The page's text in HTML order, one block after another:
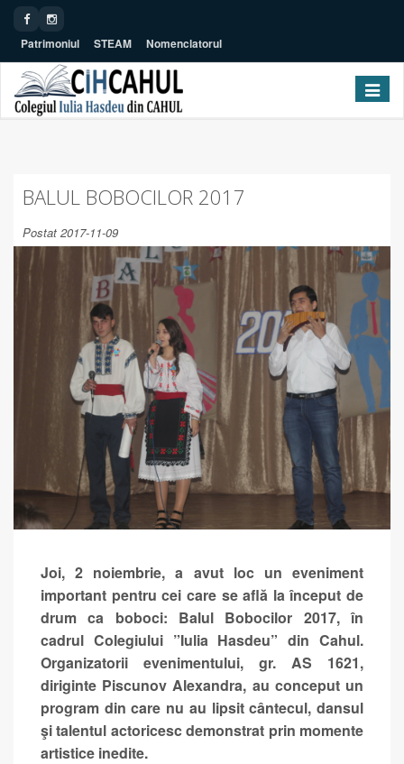
Patrimoniul STEAM Nomenclatorul
Toggle
BALUL BOBOCILOR 2017
Postat 2017-11-09
Joi, 2 noiembrie, a avut loc un eveniment
important pentru cei care se află la început de
drum ca boboci: Balul Bobocilor 2017, în
cadrul Colegiului ”Iulia Hasdeu” din Cahul.
Organizatorii evenimentului, gr. AS 1621,
diriginte Piscunov Alexandra, au conceput un
program din care nu au lipsit cântecul, dansul
şi talentul actoricesc demonstrat prin momente
artistice inedite.